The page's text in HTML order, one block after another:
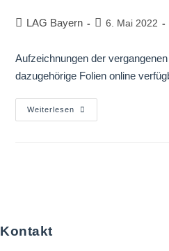
LAG Bayern 6. Mai 2022
Aufzeichnungen der
dazugehörige Folien online
Weiterlesen
Kontakt